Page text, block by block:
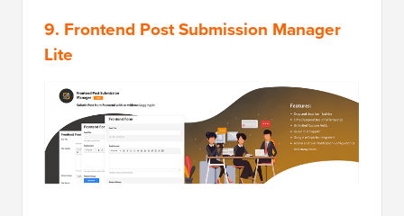
9. Frontend Post Submission Manager
Lite